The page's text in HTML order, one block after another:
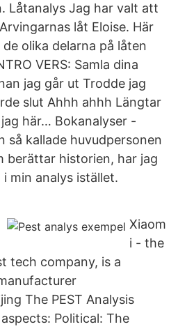
Låtanalys Jag har valt att
låt Eloise. Här
olika delarna på låten
VERS: Samla dina
jag går ut Trodde jag
slut Ahhh ahhh Längtar
här… Bokanalyser -
så kallade huvudpersonen
berättar historien, har jag
min analys istället.
Xiaom
i - the
tech company, is a
The PEST Analysis
Political: The